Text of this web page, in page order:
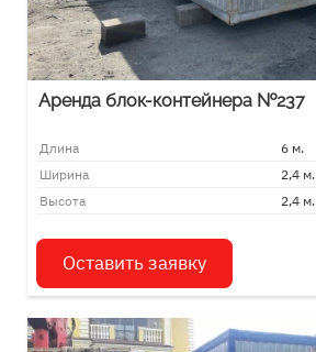
Аренда блок-контейнера №237
Длина
6 м.
Ширина
2,4 м.
Высота
2,4 м.
Оставить заявку